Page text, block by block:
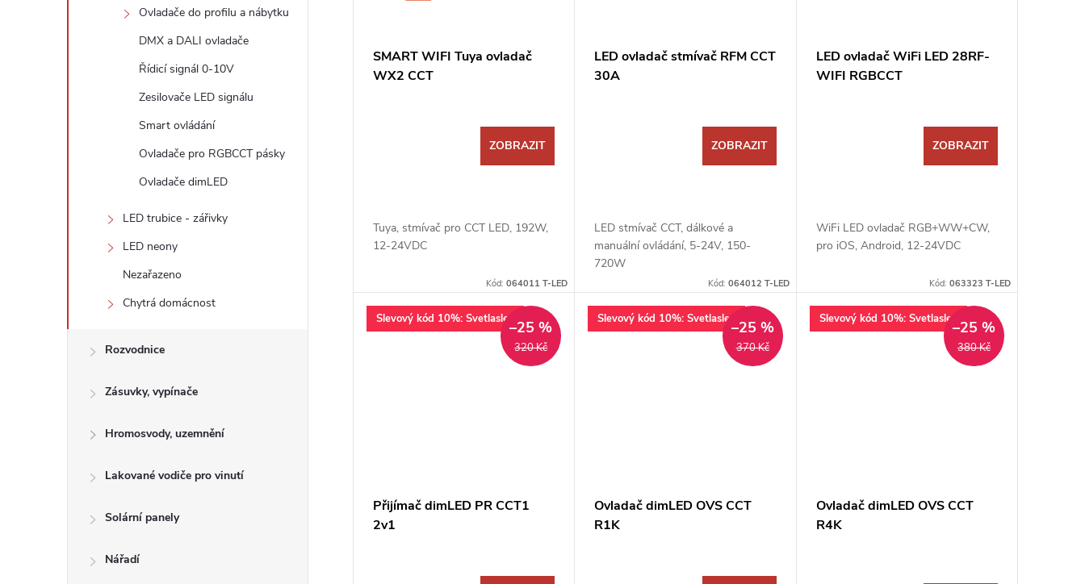
Ovladače do profilu a nábytku
DMX a DALI ovladače
Řídicí signál 0-10V
Zesilovače LED signálu
Smart ovládání
Ovladače pro RGBCCT pásky
Ovladače dimLED
LED trubice - zářivky
LED neony
Nezařazeno
Chytrá domácnost
Rozvodnice
Zásuvky, vypínače
Hromosvody, uzemnění
Lakované vodiče pro vinutí
Solární panely
Nářadí
ů
t
ů
SMART WIFI Tuya ovladač
WX2 CCT
ZOBRAZIT
Tuya, stmívač pro CCT LED, 192W,
12-24VDC
Kód:064011 T-LED
LED ovladač stmívač RFM CCT
30A
ZOBRAZIT
LED stmívač CCT, dálkové a
manuální ovládání, 5-24V, 150-
720W
Kód: 064012 T-LED
LED ovladač WiFi LED 28RF-
WIFI RGBCCT
ZOBRAZIT
WiFi LED ovladač RGB+WW+CW,
pro iOS, Android, 12-24VDC
Kód: 063323 T-LED
Slevový kód 10%: Svetlaslev
320 Kč
–25 %
Přijímač dimLED PR CCT1
2v1
Slevový kód 10%: Svetlaslev
370 Kč
–25 %
Ovladač dimLED OVS CCT
R1K
Slevový kód 10%: Svetlaslev
380 Kč
–25 %
Ovladač dimLED OVS CCT
R4K